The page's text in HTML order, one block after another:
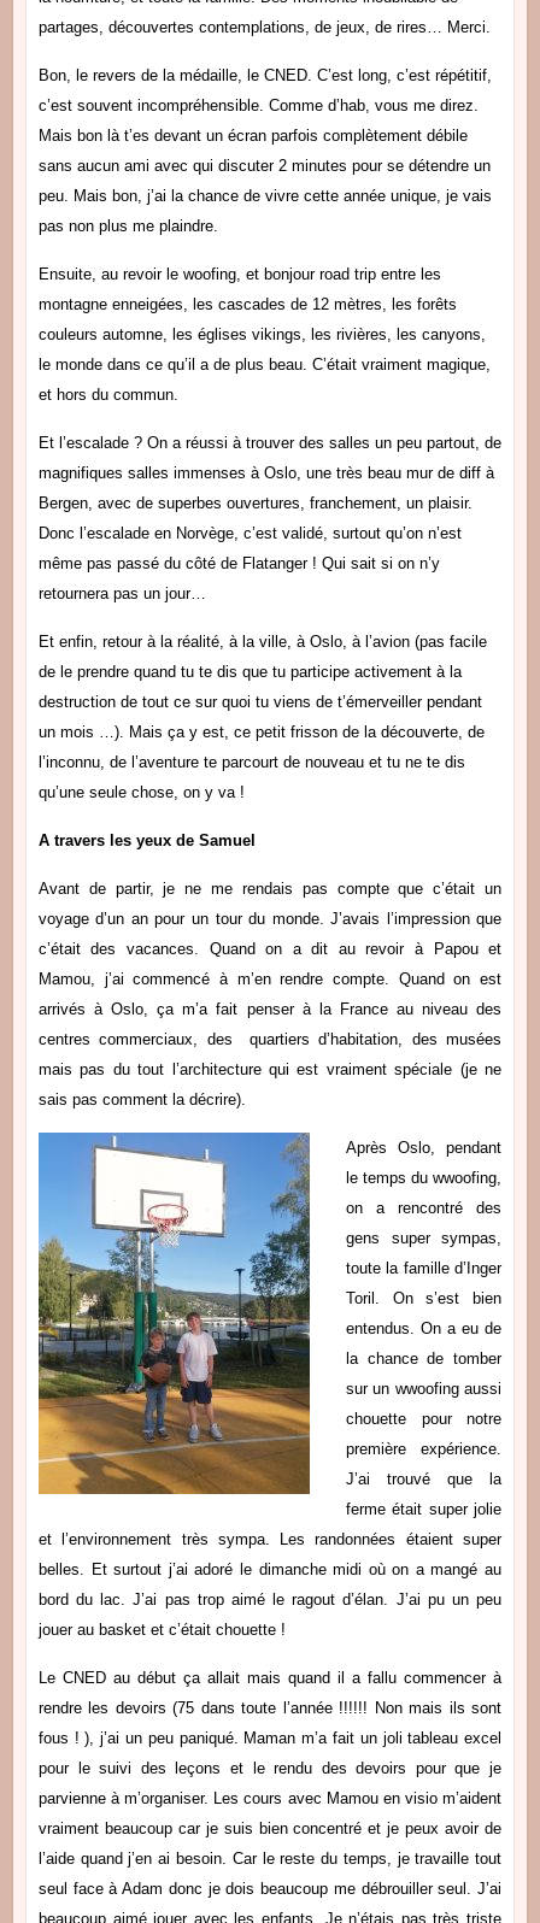
partages, découvertes contemplations, de jeux, de rires… Merci.
Bon, le revers de la médaille, le CNED. C’est long, c’est répétitif,
c’est souvent incompréhensible. Comme d’hab, vous me direz.
Mais bon là t’es devant un écran parfois complètement débile
sans aucun ami avec qui discuter 2 minutes pour se détendre un
peu. Mais bon, j’ai la chance de vivre cette année unique, je vais
pas non plus me plaindre.
Ensuite, au revoir le woofing, et bonjour road trip entre les
montagne enneigées, les cascades de 12 mètres, les forêts
couleurs automne, les églises vikings, les rivières, les canyons,
le monde dans ce qu’il a de plus beau. C’était vraiment magique,
et hors du commun.
Et l’escalade ? On a réussi à trouver des salles un peu partout, de
magnifiques salles immenses à Oslo, une très beau mur de diff à
Bergen, avec de superbes ouvertures, franchement, un plaisir.
Donc l’escalade en Norvège, c’est validé, surtout qu’on n’est
même pas passé du côté de Flatanger ! Qui sait si on n’y
retournera pas un jour…
Et enfin, retour à la réalité, à la ville, à Oslo, à l’avion (pas facile
de le prendre quand tu te dis que tu participe activement à la
destruction de tout ce sur quoi tu viens de t’émerveiller pendant
un mois …). Mais ça y est, ce petit frisson de la découverte, de
l’inconnu, de l’aventure te parcourt de nouveau et tu ne te dis
qu’une seule chose, on y va !
A travers les yeux de Samuel
Avant de partir, je ne me rendais pas compte que c’était un
voyage d’un an pour un tour du monde. J’avais l’impression que
c’était des vacances. Quand on a dit au revoir à Papou et
Mamou, j’ai commencé à m’en rendre compte. Quand on est
arrivés à Oslo, ça m’a fait penser à la France au niveau des
centres commerciaux, des quartiers d’habitation, des musées
mais pas du tout l’architecture qui est vraiment spéciale (je ne
sais pas comment la décrire).
Après Oslo, pendant
le temps du wwoofing,
on a rencontré des
gens super sympas,
toute la famille d’Inger
Toril. On s’est bien
entendus. On a eu de
la chance de tomber
sur un wwoofing aussi
chouette pour notre
première expérience.
J’ai trouvé que la
ferme était super jolie
et l’environnement très sympa. Les randonnées étaient super
belles. Et surtout j’ai adoré le dimanche midi où on a mangé au
bord du lac. J’ai pas trop aimé le ragout d’élan. J’ai pu un peu
jouer au basket et c’était chouette !
Le CNED au début ça allait mais quand il a fallu commencer à
rendre les devoirs (75 dans toute l’année !!!!!! Non mais ils sont
fous ! ), j’ai un peu paniqué. Maman m’a fait un joli tableau excel
pour le suivi des leçons et le rendu des devoirs pour que je
parvienne à m’organiser. Les cours avec Mamou en visio m’aident
vraiment beaucoup car je suis bien concentré et je peux avoir de
l’aide quand j’en ai besoin. Car le reste du temps, je travaille tout
seul face à Adam donc je dois beaucoup me débrouiller seul. J’ai
beaucoup aimé jouer avec les enfants. Je n’étais pas très triste